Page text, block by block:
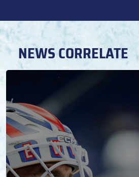
NEWS CORRELATE